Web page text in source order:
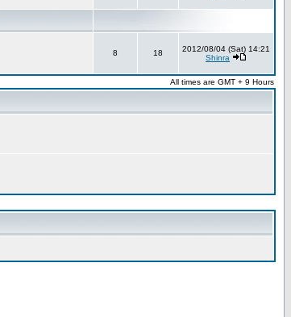
8 18
2012/08/04 (Sat) 14:21
Shinra
All times are GMT + 9 Hours